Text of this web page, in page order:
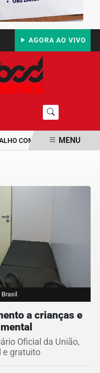
AGORA AO VIVO
COM BOLSA DE UM
MENU
a crianças e
Oficial da União,
e gratuito